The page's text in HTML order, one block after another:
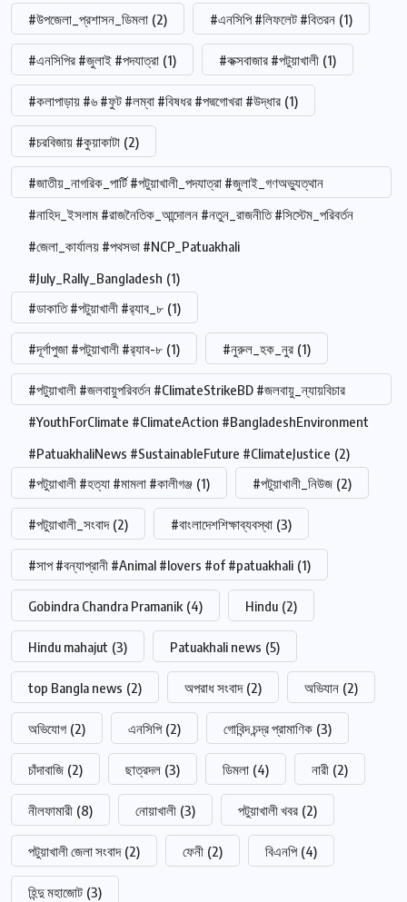
#উপজেলা_প্রশাসন_ডিমলা (2) #এনসিপি #লিফলেট #বিতরন (1)
#এনসিপির #জুলাই #পদযাত্রা (1) #কক্সবাজার #পটুয়াখালী (1)
#কলাপাড়ায় #৬ #ফুট #লম্বা #বিষধর #পদ্মগোখরা #উদ্ধার (1)
#চরবিজায় #কুয়াকাটা (2)
#জাতীয়_নাগরিক_পার্টি #পটুয়াখালী_পদযাত্রা #জুলাই_গণঅভ্যুত্থান
#নাহিদ_ইসলাম #রাজনৈতিক_আন্দোলন #নতুন_রাজনীতি #সিস্টেম_পরিবর্তন
#জেলা_কার্যালয় #পথসভা #NCP_Patuakhali
#July_Rally_Bangladesh (1)
#ডাকাতি #পটুয়াখালী #র‍্যাব_৮ (1)
#দূর্গাপুজা #পটুয়াখালী #র‍্যাব-৮ (1) #নুরুল_হক_নুর (1)
#পটুয়াখালী #জলবায়ুপরিবর্তন #ClimateStrikeBD #জলবায়ু_ন্যায়বিচার
#YouthForClimate #ClimateAction #BangladeshEnvironment
#PatuakhaliNews #SustainableFuture #ClimateJustice (2)
#পটুয়াখালী #হত্যা #মামলা #কালীগঞ্জ (1) #পটুয়াখালী_নিউজ (2)
#পটুয়াখালী_সংবাদ (2) #বাংলাদেশশিক্ষাব্যবস্থা (3)
#সাপ #বন্যাপ্রানী #Animal #lovers #of #patuakhali (1)
Gobindra Chandra Pramanik (4) Hindu (2)
Hindu mahajut (3) Patuakhali news (5)
top Bangla news (2) অপরাধ সংবাদ (2) অভিযান (2)
অভিযোগ (2) এনসিপি (2) গোবিন্দ চন্দ্র প্রামাণিক (3)
চাঁদাবাজি (2) ছাত্রদল (3) ডিমলা (4) নারী (2)
নীলফামারী (8) নোয়াখালী (3) পটুয়াখালী খবর (2)
পটুয়াখালী জেলা সংবাদ (2) ফেনী (2) বিএনপি (4)
হিন্দু মহাজোট (3)